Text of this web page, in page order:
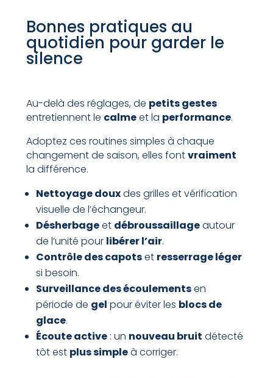
Bonnes pratiques au
quotidien pour garder le
silence
Au-delà des réglages, de petits gestes
entretiennent le calmeet la performance.
Adoptez ces routines simples à chaque
changement de saison, elles fontvraiment
la différence.
Nettoyage douxdes grilles et vérification
visuelle de l’échangeur.
Désherbageet débroussaillageautour
de l’unité pour libérer l’air.
Contrôle des capotset resserrage léger
si besoin.
Surveillance des écoulementsen
période de gel pour éviter les blocs de
glace.
Écoute active: un nouveau bruit détecté
tôt est plus simpleà corriger.